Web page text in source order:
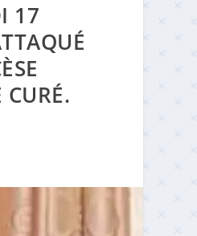
17